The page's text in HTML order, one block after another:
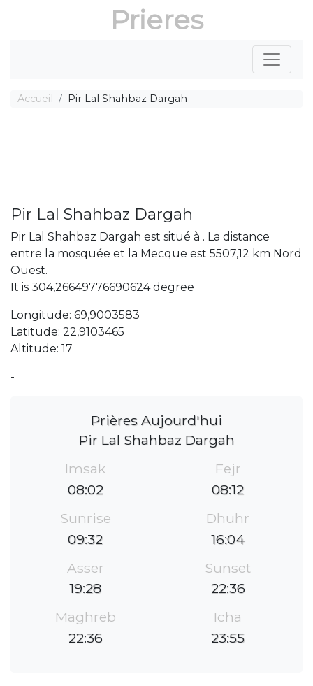
Prieres
Accueil Pir Lal Shahbaz Dargah
Pir Lal Shahbaz Dargah
Pir Lal Shahbaz Dargah est situé à . La distance
entre la mosquée et la Mecque est 5507,12 km Nord
Ouest.
It is 304,26649776690624 degree
Longitude: 69,9003583
Latitude: 22,9103465
Altitude: 17
-
Prières Aujourd'hui
Pir Lal Shahbaz Dargah
Imsak
08:02
Fejr
08:12
Sunrise
09:32
Dhuhr
16:04
Asser
19:28
Sunset
22:36
Maghreb
22:36
Icha
23:55